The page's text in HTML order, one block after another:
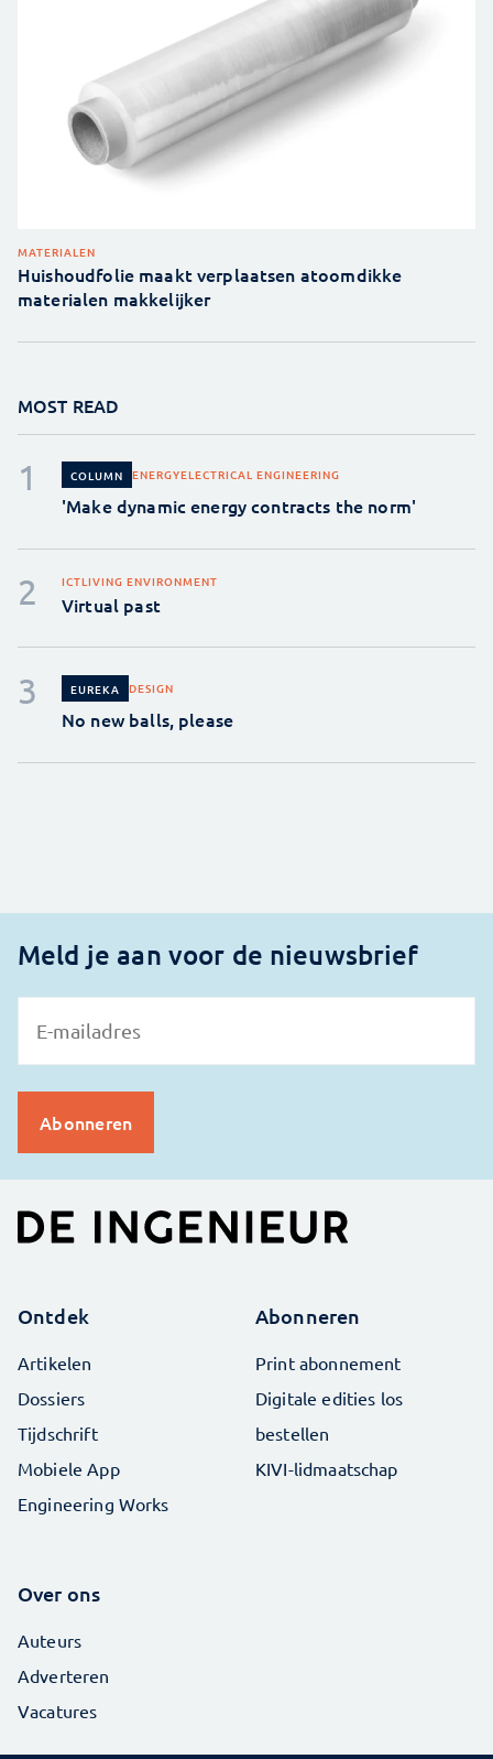
MATERIALEN
Huishoudfolie maakt verplaatsen atoomdikke
materialen makkelijker
MOST READ
COLUMN ENERGYELECTRICAL ENGINEERING
'Make dynamic energy contracts the norm'
ICTLIVING ENVIRONMENT
Virtual past
EUREKA DESIGN
No new balls, please
Meld je aan voor de nieuwsbrief
Ontdek
Artikelen
Dossiers
Tijdschrift
Mobiele App
Engineering Works
Abonneren
Print abonnement
Digitale edities los
bestellen
KIVI-lidmaatschap
Over ons
Auteurs
Adverteren
Vacatures